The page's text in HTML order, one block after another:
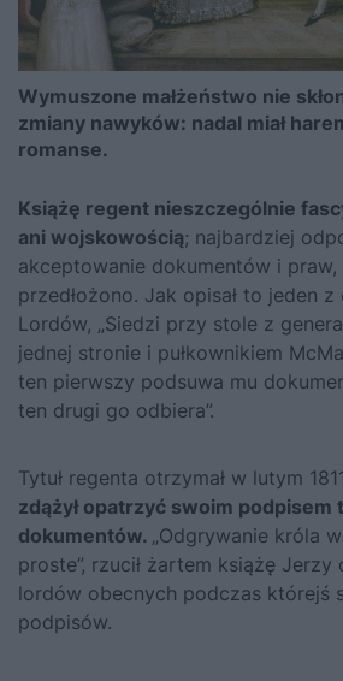
Wymuszone małżeństwo nie
zmiany nawyków: nadal miał
romanse.
Książę regent nieszczególnie
ani wojskowością; najbardziej
akceptowanie dokumentów i praw,
przedłożono. Jak opisał to jeden z
Lordów, „Siedzi przy stole z
jednej stronie i pułkownikiem
ten pierwszy podsuwa mu
ten drugi go odbiera”.
Tytuł regenta otrzymał w lutym
zdążył opatrzyć swoim podpisem
dokumentów. „Odgrywanie króla
proste”, rzucił żartem książę Jerzy
lordów obecnych podczas którejś
podpisów.